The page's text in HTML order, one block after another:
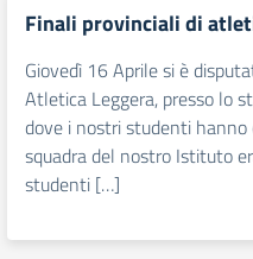
Finali provinciali di
Giovedì 16 Aprile si è
Atletica Leggera, presso lo
dove i nostri studenti
squadra del nostro Istituto
studenti […]